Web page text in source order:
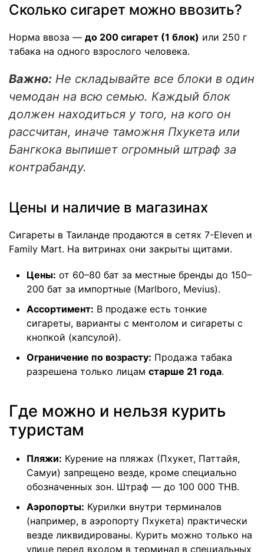
Сколько сигарет можно ввозить?
Норма ввоза — до 200 сигарет (1 блок) или 250 г
табака на одного взрослого человека.
Важно: Не складывайте все блоки в один
чемодан на всю семью. Каждый блок
должен находиться у того, на кого он
рассчитан, иначе таможня Пхукета или
Бангкока выпишет огромный штраф за
контрабанду.
Цены и наличие в магазинах
Сигареты в Таиланде продаются в сетях 7-Eleven и
Family Mart. На витринах они закрыты щитами.
Цены: от 60–80 бат за местные бренды до 150–
200 бат за импортные (Marlboro, Mevius).
Ассортимент: В продаже есть тонкие
сигареты, варианты с ментолом и сигареты с
кнопкой (капсулой).
Ограничение по возрасту: Продажа табака
разрешена только лицам старше 21 года.
Где можно и нельзя курить
туристам
Пляжи: Курение на пляжах (Пхукет, Паттайя,
Самуи) запрещено везде, кроме специально
обозначенных зон. Штраф — до 100 000 THB.
Аэропорты: Курилки внутри терминалов
(например, в аэропорту Пхукета) практически
везде ликвидированы. Курить можно только на
улице перед входом в терминал в специальных